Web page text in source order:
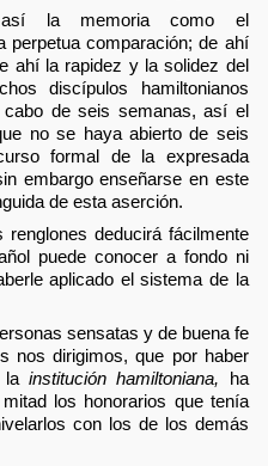
así la memoria como el
perpetua comparación; de ahí
ahí la rapidez y la solidez del
discípulos hamiltonianos
de seis semanas, así el
no se haya abierto de seis
formal de la expresada
embargo enseñarse en este
de esta aserción.
renglones deducirá fácilmente
puede conocer a fondo ni
aplicado el sistema de la
sensatas y de buena fe
nos dirigimos, que por haber
institución hamiltoniana, ha
los honorarios que tenía
con los de los demás